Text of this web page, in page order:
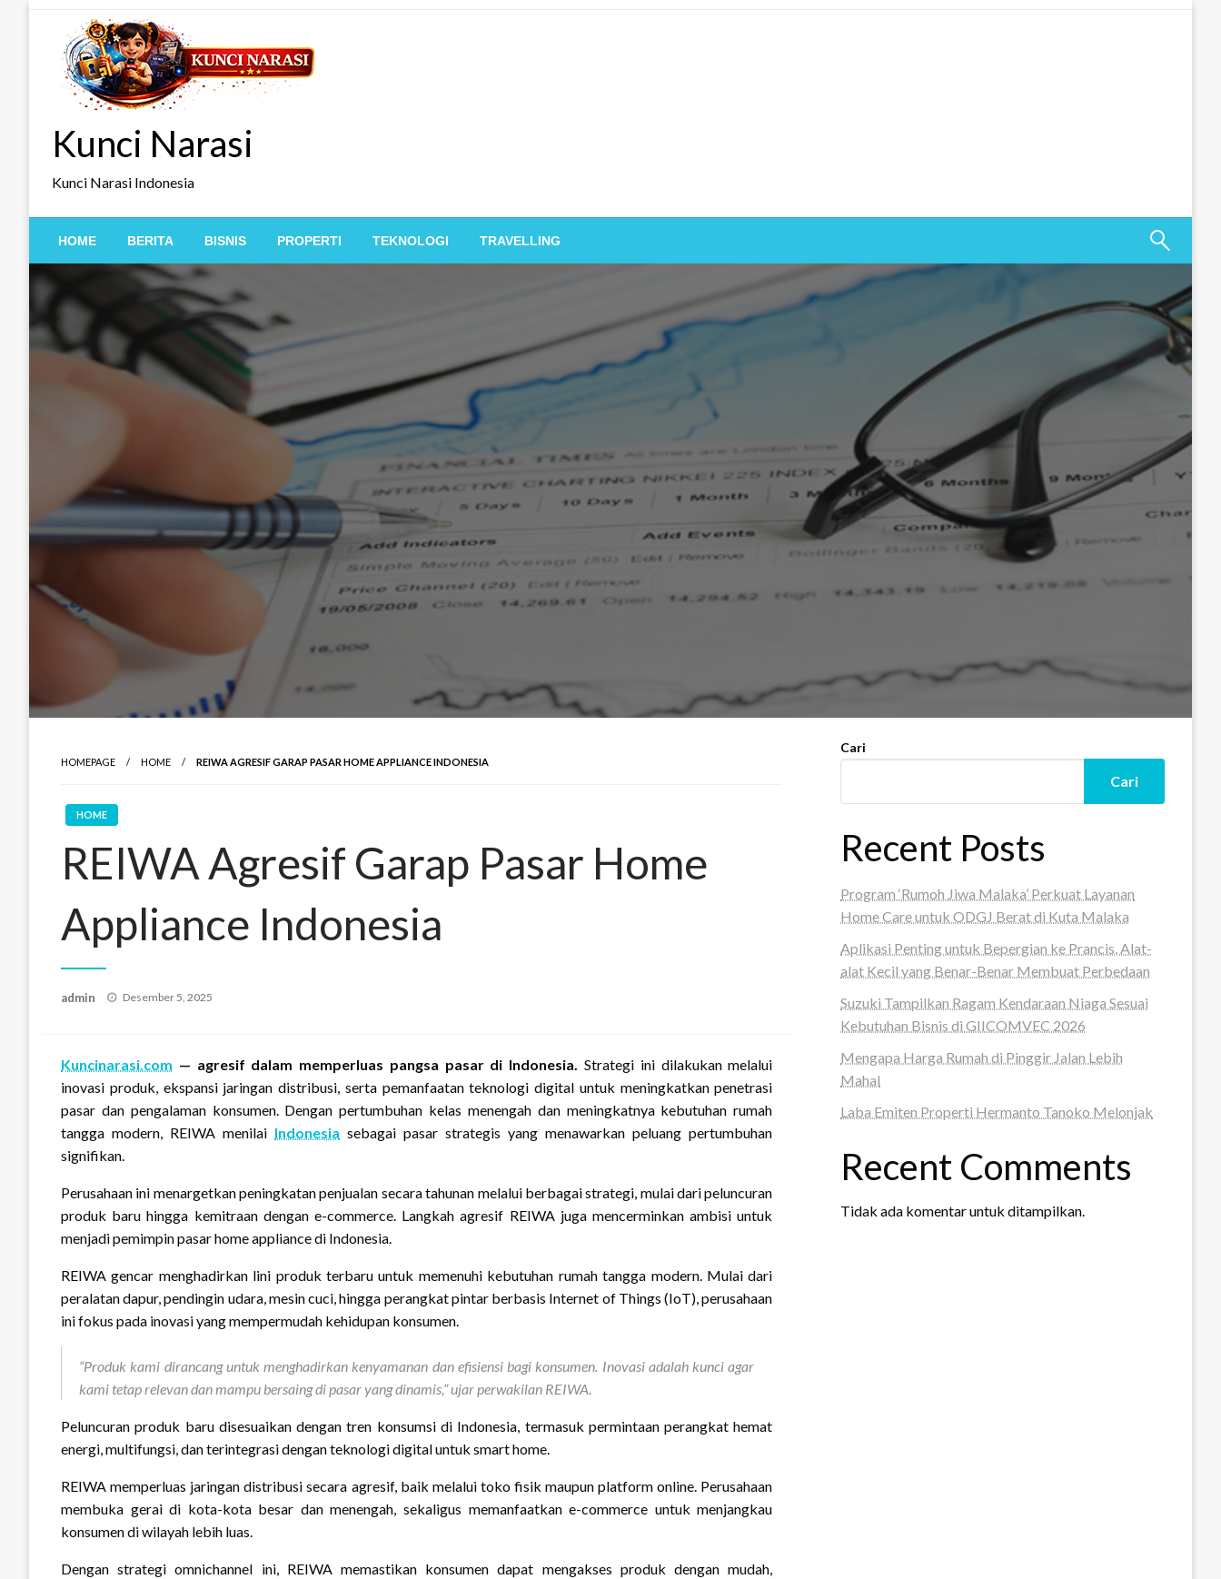
Kunci Narasi
Kunci Narasi Indonesia
HOME BERITA BISNIS PROPERTI TEKNOLOGI TRAVELLING
HOMEPAGE HOME REIWA AGRESIF GARAP PASAR HOME APPLIANCE INDONESIA
HOME
REIWA Agresif Garap Pasar Home
Appliance Indonesia
admin
Posted
Desember 5, 2025
Kuncinarasi.com — agresif dalam memperluas pangsa pasar di Indonesia. Strategi ini dilakukan melalui
inovasi produk, ekspansi jaringan distribusi, serta pemanfaatan teknologi digital untuk meningkatkan penetrasi
pasar dan pengalaman konsumen. Dengan pertumbuhan kelas menengah dan meningkatnya kebutuhan rumah
tangga modern, REIWA menilai Indonesia sebagai pasar strategis yang menawarkan peluang pertumbuhan
signifikan.
Perusahaan ini menargetkan peningkatan penjualan secara tahunan melalui berbagai strategi, mulai dari peluncuran
produk baru hingga kemitraan dengan e-commerce. Langkah agresif REIWA juga mencerminkan ambisi untuk
menjadi pemimpin pasar home appliance di Indonesia.
REIWA gencar menghadirkan lini produk terbaru untuk memenuhi kebutuhan rumah tangga modern. Mulai dari
peralatan dapur, pendingin udara, mesin cuci, hingga perangkat pintar berbasis Internet of Things (IoT), perusahaan
ini fokus pada inovasi yang mempermudah kehidupan konsumen.
“Produk kami dirancang untuk menghadirkan kenyamanan dan efisiensi bagi konsumen. Inovasi adalah kunci agar
kami tetap relevan dan mampu bersaing di pasar yang dinamis,” ujar perwakilan REIWA.
Peluncuran produk baru disesuaikan dengan tren konsumsi di Indonesia, termasuk permintaan perangkat hemat
energi, multifungsi, dan terintegrasi dengan teknologi digital untuk smart home.
REIWA memperluas jaringan distribusi secara agresif, baik melalui toko fisik maupun platform online. Perusahaan
membuka gerai di kota-kota besar dan menengah, sekaligus memanfaatkan e-commerce untuk menjangkau
konsumen di wilayah lebih luas.
Dengan strategi omnichannel ini, REIWA memastikan konsumen dapat mengakses produk dengan mudah,
Cari
Cari
Recent Posts
Program ‘Rumoh Jiwa Malaka’ Perkuat Layanan
Home Care untuk ODGJ Berat di Kuta Malaka
Aplikasi Penting untuk Bepergian ke Prancis, Alat-
alat Kecil yang Benar-Benar Membuat Perbedaan
Suzuki Tampilkan Ragam Kendaraan Niaga Sesuai
Kebutuhan Bisnis di GIICOMVEC 2026
Mengapa Harga Rumah di Pinggir Jalan Lebih
Mahal
Laba Emiten Properti Hermanto Tanoko Melonjak
Recent Comments
Tidak ada komentar untuk ditampilkan.